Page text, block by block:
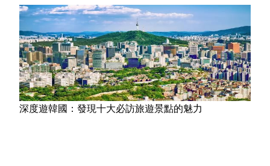
深度遊韓國：發現十大必訪旅遊景點的魅力